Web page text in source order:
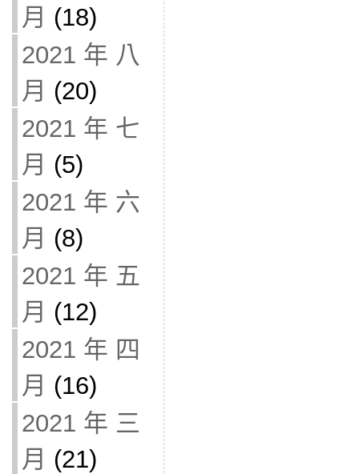
月 (18)
2021 年 八
月 (20)
2021 年 七
月 (5)
2021 年 六
月 (8)
2021 年 五
月 (12)
2021 年 四
月 (16)
2021 年 三
月 (21)